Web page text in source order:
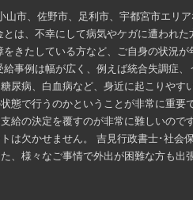
市、佐野市、足利市、宇都宮市エリ
は、不幸にして病気やケガに遭われた
きたしている方など、ご自身の状況
事例は幅が広く、例えば統合失調症、
尿病、白血病など、身近に起こりやす
態で行うのかということが非常に重要
給の決定を覆すのが非常に難しいので
は欠かせません。 吉見行政書士･社会
、様々なご事情で外出が困難な方も出